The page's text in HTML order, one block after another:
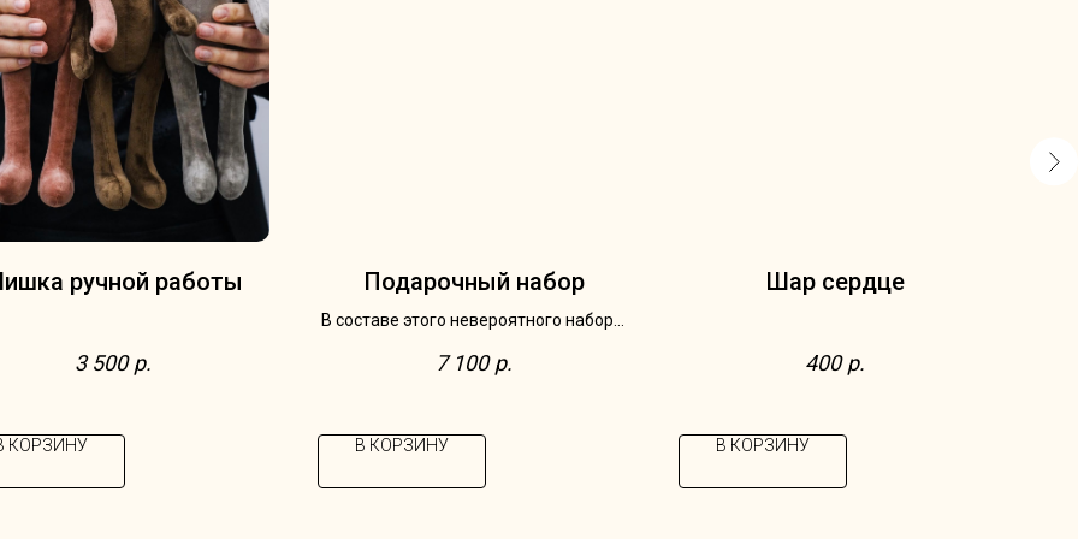
ручной работы
3 500 р.
КОРЗИНУ
Подарочный набор
В составе этого невероятного набора:
шоколада Счастье 2 конфеты;
Германия
7 100 р.
В КОРЗИНУ
Шар сердце
400 р.
В КОРЗИНУ